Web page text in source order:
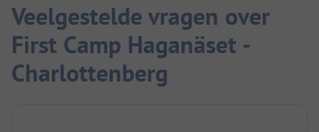
Veelgestelde vragen over
First Camp Haganäset -
Charlottenberg